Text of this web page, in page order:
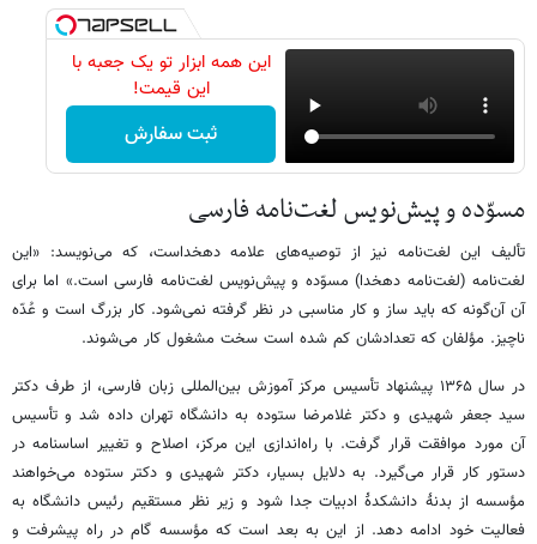
این همه ابزار تو یک جعبه با
این قیمت!
ثبت سفارش
مسوّده و پیش‌نویس لغت‌نامه فارسی
تألیف این لغت‌نامه نیز از توصیه‌های علامه دهخداست، که می‌نویسد: «این
لغت‌نامه (لغت‌نامه دهخدا) مسوّده و پیش‌نویس لغت‌نامه فارسی است.» اما برای
آن آن‌گونه که باید ساز و کار مناسبی در نظر گرفته نمی‌شود. کار بزرگ است و عُدّه
ناچیز. مؤلفان که تعدادشان کم شده است سخت مشغول کار می‌شوند.
در سال ۱۳۶۵ پیشنهاد تأسیس مرکز آموزش بین‌المللی زبان فارسی، از طرف دکتر
سید جعفر شهیدی و دکتر غلامرضا ستوده به دانشگاه تهران داده شد و تأسیس
آن مورد موافقت قرار گرفت. با راه‌اندازی این مرکز، اصلاح و تغییر اساسنامه در
دستور کار قرار می‌گیرد. به دلایل بسیار، دکتر شهیدی و دکتر ستوده می‌خواهند
مؤسسه از بدنۀ دانشکدۀ ادبیات جدا شود و زیر نظر مستقیم رئیس دانشگاه به
فعالیت خود ادامه دهد. از این به بعد است که مؤسسه گام در راه پیشرفت و